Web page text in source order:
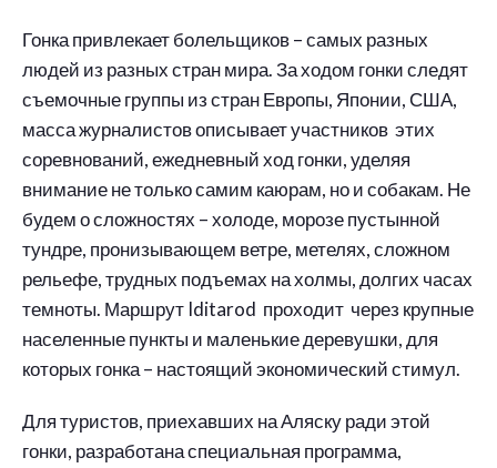
Гонка привлекает болельщиков – самых разных
людей из разных стран мира. За ходом гонки следят
съемочные группы из стран Европы, Японии, США,
масса журналистов описывает участников этих
соревнований, ежедневный ход гонки, уделяя
внимание не только самим каюрам, но и собакам. Не
будем о сложностях – холоде, морозе пустынной
тундре, пронизывающем ветре, метелях, сложном
рельефе, трудных подъемах на холмы, долгих часах
темноты. Маршрут Iditarod проходит через крупные
населенные пункты и маленькие деревушки, для
которых гонка – настоящий экономический стимул.
Для туристов, приехавших на Аляску ради этой
гонки, разработана специальная программа,